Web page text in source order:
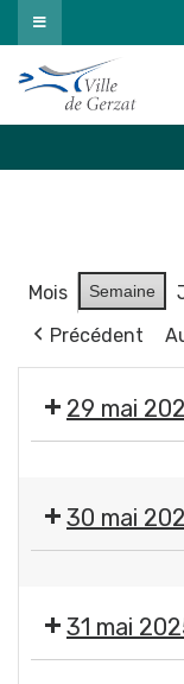
Passer
au
contenu
Mois Semaine
Précédent
29 mai
Musicales
de
par
l'ANDL
30 mai
Musicales
de
31 mai